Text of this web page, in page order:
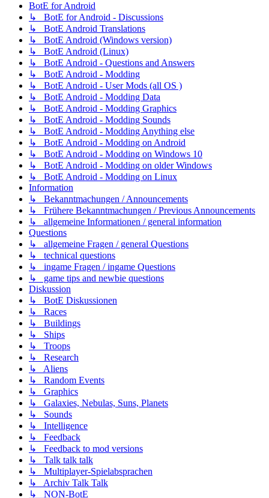
BotE for Android
↳ BotE for Android - Discussions
↳ BotE Android Translations
↳ BotE Android (Windows version)
↳ BotE Android (Linux)
↳ BotE Android - Questions and Answers
↳ BotE Android - Modding
↳ BotE Android - User Mods (all OS )
↳ BotE Android - Modding Data
↳ BotE Android - Modding Graphics
↳ BotE Android - Modding Sounds
↳ BotE Android - Modding Anything else
↳ BotE Android - Modding on Android
↳ BotE Android - Modding on Windows 10
↳ BotE Android - Modding on older Windows
↳ BotE Android - Modding on Linux
Information
↳ Bekanntmachungen / Announcements
↳ Frühere Bekanntmachungen / Previous Announcements
↳ allgemeine Informationen / general information
Questions
↳ allgemeine Fragen / general Questions
↳ technical questions
↳ ingame Fragen / ingame Questions
↳ game tips and newbie questions
Diskussion
↳ BotE Diskussionen
↳ Races
↳ Buildings
↳ Ships
↳ Troops
↳ Research
↳ Aliens
↳ Random Events
↳ Graphics
↳ Galaxies, Nebulas, Suns, Planets
↳ Sounds
↳ Intelligence
↳ Feedback
↳ Feedback to mod versions
↳ Talk talk talk
↳ Multiplayer-Spielabsprachen
↳ Archiv Talk Talk
↳ NON-BotE